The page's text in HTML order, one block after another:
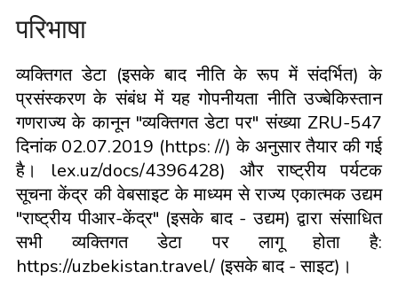
परिभाषा
व्यक्तिगत डेटा (इसके बाद नीति के रूप में संदर्भित) के
प्रसंस्करण के संबंध में यह गोपनीयता नीति उज्बेकिस्तान
गणराज्य के कानून "व्यक्तिगत डेटा पर" संख्या ZRU-547
दिनांक 02.07.2019 (https: //) के अनुसार तैयार की गई
है। lex.uz/docs/4396428) और राष्ट्रीय पर्यटक
सूचना केंद्र की वेबसाइट के माध्यम से राज्य एकात्मक उद्यम
"राष्ट्रीय पीआर-केंद्र" (इसके बाद - उद्यम) द्वारा संसाधित
सभी व्यक्तिगत डेटा पर लागू होता है:
https://uzbekistan.travel/ (इसके बाद - साइट)।